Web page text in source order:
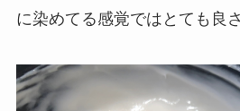
に染めてる感覚ではとても良